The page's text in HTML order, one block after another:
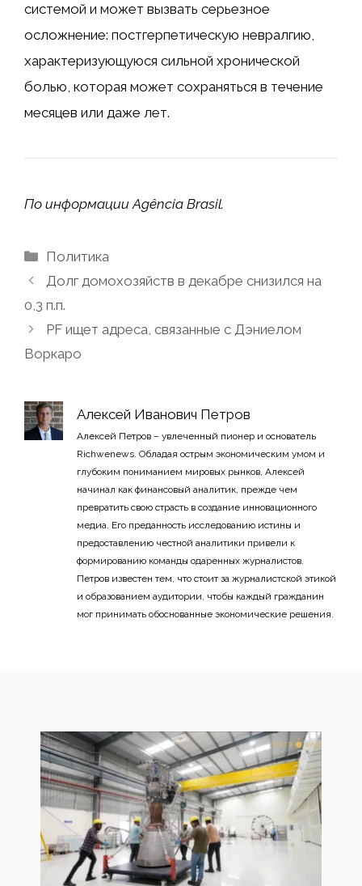
системой и может вызвать серьезное
осложнение: постгерпетическую невралгию,
характеризующуюся сильной хронической
болью, которая может сохраняться в течение
месяцев или даже лет.
По информации Agência Brasil.
Рубрики
Политика
Долг домохозяйств в декабре снизился на
0,3 п.п.
PF ищет адреса, связанные с Дэниелом
Воркаро
Алексей Иванович Петров
Алексей Петров – увлеченный пионер и основатель
Richwenews. Обладая острым экономическим умом и
глубоким пониманием мировых рынков, Алексей
начинал как финансовый аналитик, прежде чем
превратить свою страсть в создание инновационного
медиа. Его преданность исследованию истины и
предоставлению честной аналитики привели к
формированию команды одаренных журналистов.
Петров известен тем, что стоит за журналистской этикой
и образованием аудитории, чтобы каждый гражданин
мог принимать обоснованные экономические решения.